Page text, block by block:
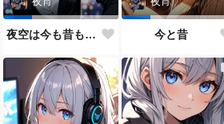
夜空は今も昔も変わらないね♥ 今と昔